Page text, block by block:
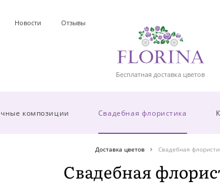
Новости Отзывы
Бесплатная доставка цветов
композиции Свадебная флористика
Доставка цветов Свадебная
Свадебная